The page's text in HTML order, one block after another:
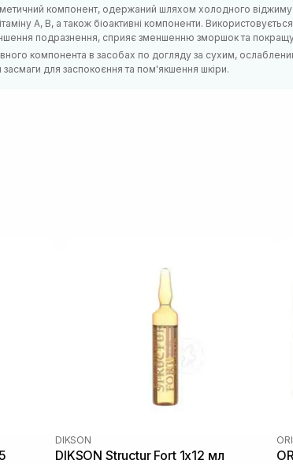
компонент, одержаний шляхом холодного віджиму
А, В, а також біоактивні компоненти.
подразнення, сприяє зменшенню зморшок та
компонента в засобах по догляду за сухим,
засмаги для заспокоєння та пом'якшення шкіри.
DIKSON
DIKSON Structur Fort 1х12 мл